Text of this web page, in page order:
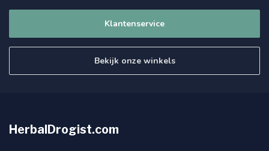
Klantenservice
Bekijk onze winkels
HerbalDrogist.com